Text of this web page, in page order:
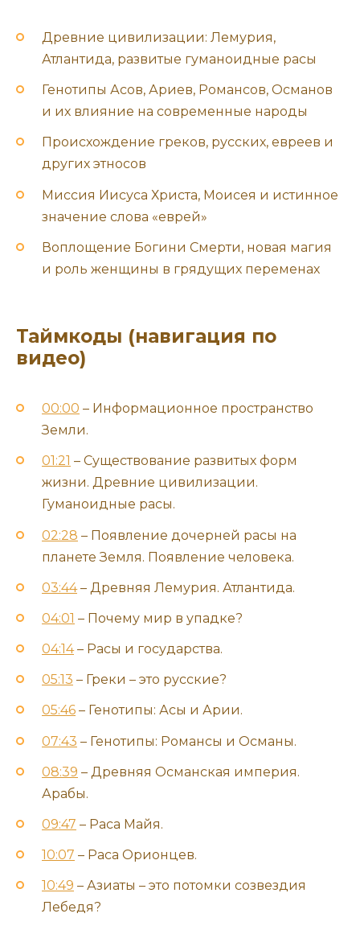
Древние цивилизации: Лемурия,
Атлантида, развитые гуманоидные расы
Генотипы Асов, Ариев, Романсов, Османов
и их влияние на современные народы
Происхождение греков, русских, евреев и
других этносов
Миссия Иисуса Христа, Моисея и истинное
значение слова «еврей»
Воплощение Богини Смерти, новая магия
и роль женщины в грядущих переменах
Таймкоды (навигация по
видео)
00:00 – Информационное пространство
Земли.
01:21 – Существование развитых форм
жизни. Древние цивилизации.
Гуманоидные расы.
02:28 – Появление дочерней расы на
планете Земля. Появление человека.
03:44– Древняя Лемурия. Атлантида.
04:01 – Почему мир в упадке?
04:14– Расы и государства.
05:13 – Греки – это русские?
05:46 – Генотипы: Асы и Арии.
07:43 – Генотипы: Романсы и Османы.
08:39 – Древняя Османская империя.
Арабы.
09:47 – Раса Майя.
10:07 – Раса Орионцев.
10:49 – Азиаты – это потомки созвездия
Лебедя?